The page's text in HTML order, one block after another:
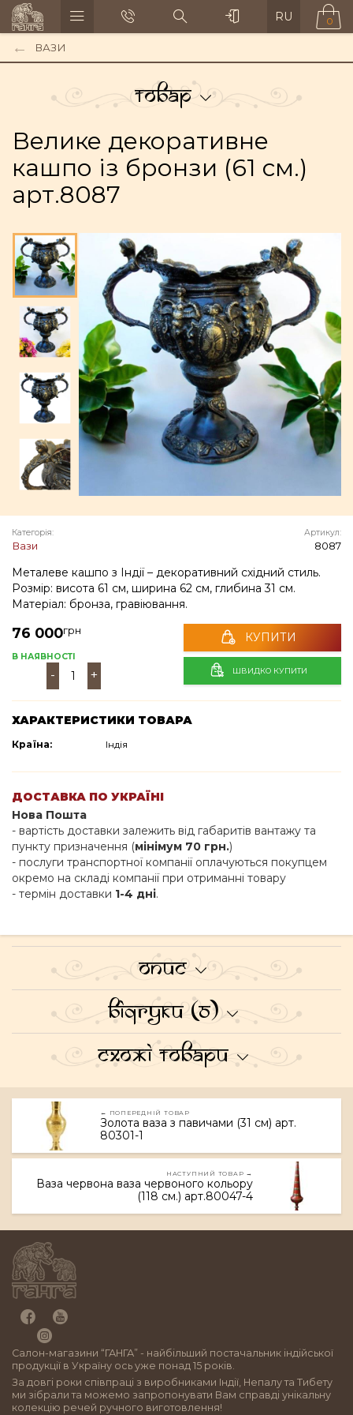
RU 0
ВАЗИ
Товар
Велике декоративне
кашпо із бронзи (61 см.)
арт.8087
Категорія:
Вази
Артикул:
8087
Металеве кашпо з Індії – декоративний східний стиль.
Розмір: висота 61 см, ширина 62 см, глибина 31 см.
Матеріал: бронза, гравіювання.
76 000грн
В НАЯВНОСТІ
- +
КУПИТИ
ШВИДКО КУПИТИ
ХАРАКТЕРИСТИКИ ТОВАРА
Країна: Індія
ДОСТАВКА ПО УКРАЇНІ
Нова Пошта
- вартість доставки залежить від габаритів вантажу та
пункту призначення (мінімум 70 грн.)
- послуги транспортної компанії оплачуються покупцем
окремо на складі компанії при отриманні товару
- термін доставки 1-4 дні.
Опис
Відгуки (0)
Схожі товари
← ПОПЕРЕДНІЙ ТОВАР
Золота ваза з павичами (31 см) арт.
80301-1
НАСТУПНИЙ ТОВАР →
Ваза червона ваза червоного кольору
(118 см.) арт.80047-4
Салон-магазини “ГАНГА” - найбільший постачальник індійської
продукції в Україну ось уже понад 15 років.
За довгі роки співпраці з виробниками Індії, Непалу та Тибету
ми зібрали та можемо запропонувати Вам справді унікальну
колекцію речей ручного виготовлення!